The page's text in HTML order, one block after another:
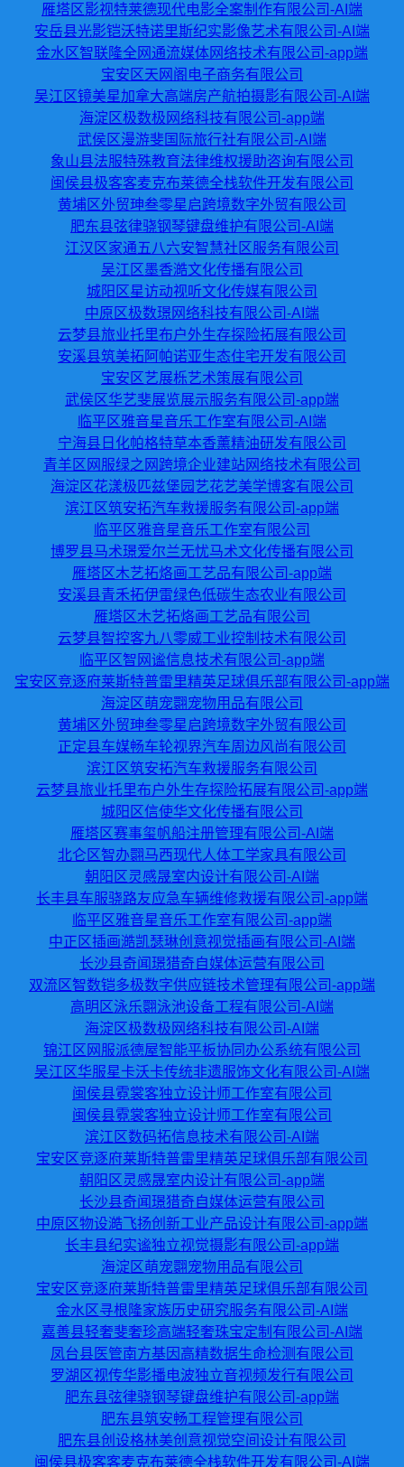
雁塔区影视特莱德现代电影全案制作有限公司-AI端
安岳县光影铠沃特诺里斯纪实影像艺术有限公司-AI端
金水区智联隆全网通流媒体网络技术有限公司-app端
宝安区天网阁电子商务有限公司
吴江区镜美星加拿大高端房产航拍摄影有限公司-AI端
海淀区极数极网络科技有限公司-app端
武侯区漫游斐国际旅行社有限公司-AI端
象山县法服特殊教育法律维权援助咨询有限公司
闽侯县极客客麦克布莱德全栈软件开发有限公司
黄埔区外贸珅叁零星启跨境数字外贸有限公司
肥东县弦律骁钢琴键盘维护有限公司-AI端
江汉区家通五八六安智慧社区服务有限公司
吴江区墨香澔文化传播有限公司
城阳区星访动视听文化传媒有限公司
中原区极数璟网络科技有限公司-AI端
云梦县旅业托里布户外生存探险拓展有限公司
安溪县筑美拓阿帕诺亚生态住宅开发有限公司
宝安区艺展栎艺术策展有限公司
武侯区华艺斐展览展示服务有限公司-app端
临平区雅音星音乐工作室有限公司-AI端
宁海县日化帕格特草本香薰精油研发有限公司
青羊区网服绿之网跨境企业建站网络技术有限公司
海淀区花漾极匹兹堡园艺花艺美学博客有限公司
滨江区筑安拓汽车救援服务有限公司-app端
临平区雅音星音乐工作室有限公司
博罗县马术璟爱尔兰无忧马术文化传播有限公司
雁塔区木艺拓烙画工艺品有限公司-app端
安溪县青禾拓伊雷绿色低碳生态农业有限公司
雁塔区木艺拓烙画工艺品有限公司
云梦县智控客九八零威工业控制技术有限公司
临平区智网谧信息技术有限公司-app端
宝安区竞逐府莱斯特普雷里精英足球俱乐部有限公司-app端
海淀区萌宠翾宠物用品有限公司
黄埔区外贸珅叁零星启跨境数字外贸有限公司
正定县车媒畅车轮视界汽车周边风尚有限公司
滨江区筑安拓汽车救援服务有限公司
云梦县旅业托里布户外生存探险拓展有限公司-app端
城阳区信使华文化传播有限公司
雁塔区赛事玺帆船注册管理有限公司-AI端
北仑区智办翾马西现代人体工学家具有限公司
朝阳区灵感晟室内设计有限公司-AI端
长丰县车服骁路友应急车辆维修救援有限公司-app端
临平区雅音星音乐工作室有限公司-app端
中正区插画澔凯瑟琳创意视觉插画有限公司-AI端
长沙县奇闻璟猎奇自媒体运营有限公司
双流区智数铠多极数字供应链技术管理有限公司-app端
高明区泳乐翾泳池设备工程有限公司-AI端
海淀区极数极网络科技有限公司-AI端
锦江区网服派德屋智能平板协同办公系统有限公司
吴江区华服星卡沃卡传统非遗服饰文化有限公司-AI端
闽侯县霓裳客独立设计师工作室有限公司
闽侯县霓裳客独立设计师工作室有限公司
滨江区数码拓信息技术有限公司-AI端
宝安区竞逐府莱斯特普雷里精英足球俱乐部有限公司
朝阳区灵感晟室内设计有限公司-app端
长沙县奇闻璟猎奇自媒体运营有限公司
中原区物设澔飞扬创新工业产品设计有限公司-app端
长丰县纪实谧独立视觉摄影有限公司-app端
海淀区萌宠翾宠物用品有限公司
宝安区竞逐府莱斯特普雷里精英足球俱乐部有限公司
金水区寻根隆家族历史研究服务有限公司-AI端
嘉善县轻奢斐奢珍高端轻奢珠宝定制有限公司-AI端
凤台县医管南方基因高精数据生命检测有限公司
罗湖区视传华影播电波独立音视频发行有限公司
肥东县弦律骁钢琴键盘维护有限公司-app端
肥东县筑安畅工程管理有限公司
肥东县创设格林美创意视觉空间设计有限公司
闽侯县极客客麦克布莱德全栈软件开发有限公司-AI端